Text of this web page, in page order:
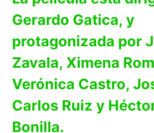
Gerardo Gatica, y
protagonizada por
Zavala, Ximena
Verónica Castro,
Carlos Ruiz y
Bonilla.